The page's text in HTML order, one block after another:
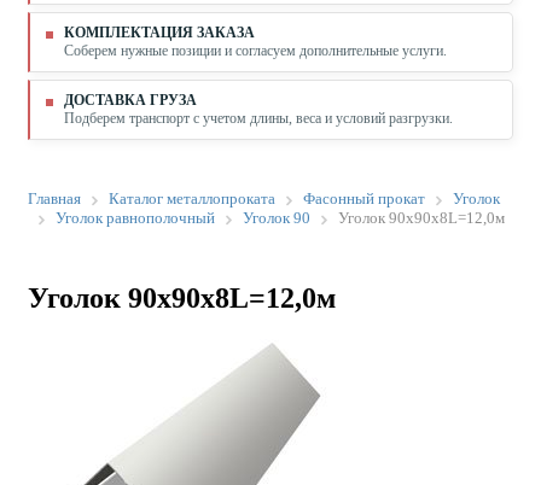
КОМПЛЕКТАЦИЯ ЗАКАЗА
Соберем нужные позиции и согласуем дополнительные услуги.
ДОСТАВКА ГРУЗА
Подберем транспорт с учетом длины, веса и условий разгрузки.
Главная Каталог металлопроката Фасонный прокат
Уголок
Уголок равнополочный
Уголок 90 Уголок 90х90х8L=12,0м
Уголок 90х90х8L=12,0м